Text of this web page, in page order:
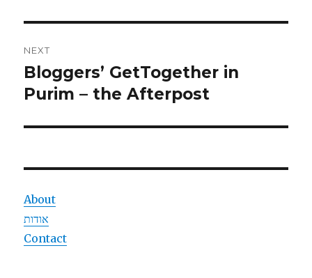
NEXT
Next
post:
Bloggers’ GetTogether in
Purim – the Afterpost
About
אודות
Contact